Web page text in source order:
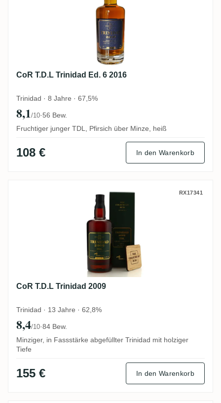
CoR T.D.L Trinidad Ed. 6 2016
Trinidad · 8 Jahre · 67,5%
8,1/10·56 Bew.
Fruchtiger junger TDL, Pfirsich über Minze, heiß
108 € In den Warenkorb
CoR T.D.L Trinidad 2009 RX17341
CoR T.D.L Trinidad 2009
Trinidad · 13 Jahre · 62,8%
8,4/10·84 Bew.
Minziger, in Fassstärke abgefüllter Trinidad mit holziger
Tiefe
155 € In den Warenkorb